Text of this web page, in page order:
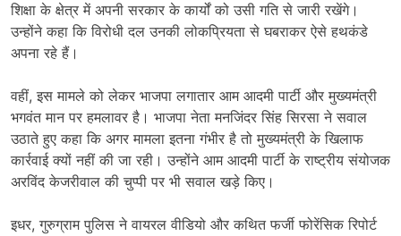
शिक्षा के क्षेत्र में अपनी सरकार के कार्यों को उसी गति से जारी रखेंगे।
उन्होंने कहा कि विरोधी दल उनकी लोकप्रियता से घबराकर ऐसे हथकंडे
अपना रहे हैं।
वहीं, इस मामले को लेकर भाजपा लगातार आम आदमी पार्टी और मुख्यमंत्री
भगवंत मान पर हमलावर है। भाजपा नेता मनजिंदर सिंह सिरसा ने सवाल
उठाते हुए कहा कि अगर मामला इतना गंभीर है तो मुख्यमंत्री के खिलाफ
कार्रवाई क्यों नहीं की जा रही। उन्होंने आम आदमी पार्टी के राष्ट्रीय संयोजक
अरविंद केजरीवाल की चुप्पी पर भी सवाल खड़े किए।
इधर, गुरुग्राम पुलिस ने वायरल वीडियो और कथित फर्जी फोरेंसिक रिपोर्ट